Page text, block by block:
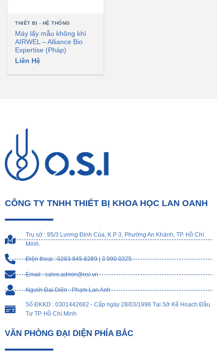
THIẾT BỊ - HỆ THỐNG
Máy lấy mẫu không khí
AIRWEL – Alliance Bio
Expertise (Pháp)
Liên Hệ
CÔNG TY TNHH THIẾT BỊ KHOA HỌC LAN OANH
Trụ sở : 95/3 Lương Định Của, K.P 3, Phường An Khánh, TP. Hồ Chí
Minh.
Điện thoại : 0283 845 8289 | 3 990 0325
Email : sales.admin@osi.vn
Người Đại Diện : Phạm Lan Anh
Số ĐKKD : 0301442682 - Cấp ngày 28/03/1996 Tại Sở Kế Hoạch Đầu
Tư TP. Hồ Chí Minh
VĂN PHÒNG ĐẠI DIỆN PHÍA BẮC